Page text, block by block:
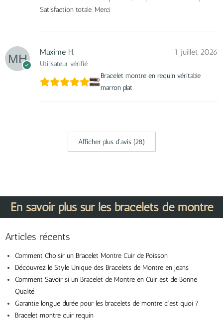
Satisfaction totale. Merci
Maxime H.
Utilisateur vérifié
1 juillet 2026
Bracelet montre en requin véritable
marron plat
Afficher plus d‘avis (28)
En savoir plus sur les bracelets de montre
Articles récents
Comment Choisir un Bracelet Montre Cuir de Poisson
Découvrez le Style Unique des Bracelets de Montre en Jeans
Comment Savoir si un Bracelet de Montre en Cuir est de Bonne
Qualité
Garantie longue durée pour les bracelets de montre c’est quoi ?
Bracelet montre cuir requin